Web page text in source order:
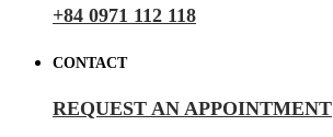
+84 0971 112 118
CONTACT
REQUEST AN APPOINTMENT